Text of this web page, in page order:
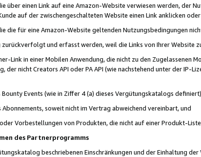
über einen Link auf eine Amazon-Website verwiesen werden, der
auf der zwischengeschalteten Website einen Link anklicken
die für eine Amazon-Website geltenden Nutzungsbedingungen
und erfasst werden, weil die Links von Ihrer Website
Link in einer Mobilen Anwendung, die nicht zu den Zugelassenen
der nicht Creators API oder PA API (wie nachstehend unter der
Bounty Events (wie in Ziffer 4 (a) dieses Vergütungskatalogs
soweit nicht im Vertrag abweichend vereinbart, und
Vorbestellungen von Produkten, die nicht auf einer Produkt-
des Partnerprogramms
beschriebenen Einschränkungen und der Einhaltung der